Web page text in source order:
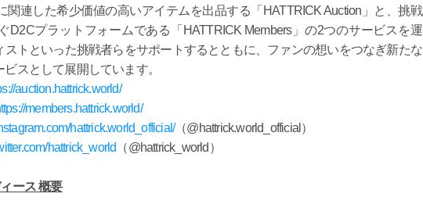
関連した希少価値の高いアイテムを出品する「HATTRICK Auction」と、挑戦
D2Cプラットフォームである「HATTRICK Members」の2つのサービスを運
トといった挑戦者らをサポートするとともに、ファンの想いをつなぎ新たな
スとして展開しています。
auction.hattrick.world/
members.hattrick.world/
hattrick.world_official/（@hattrick.world_official）
hattrick_world （@hattrick_world）
ース 概要